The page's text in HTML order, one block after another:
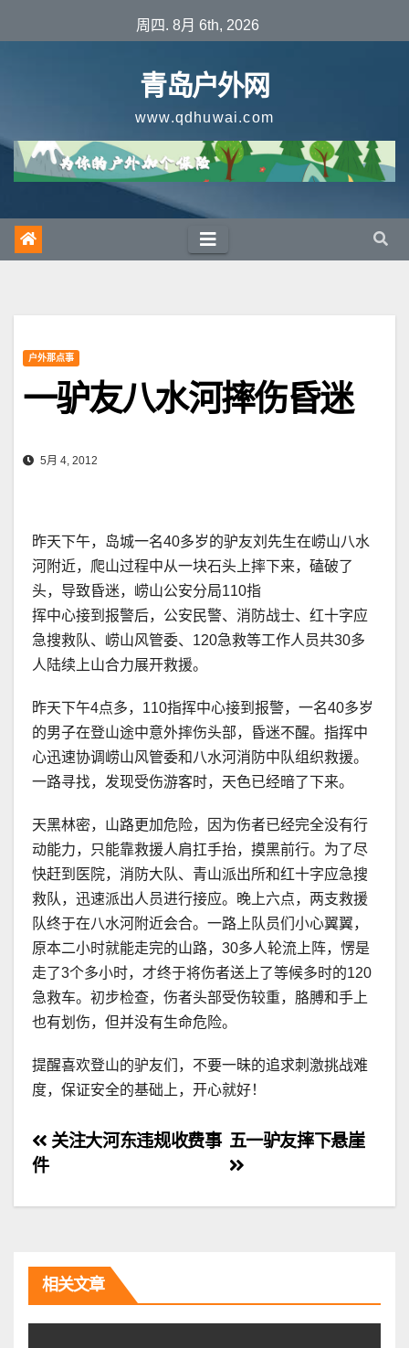
至
周四. 8月 6th, 2026
青岛户外网
www.qdhuwai.com
户外那点事
一驴友八水河摔伤昏迷
5月 4, 2012
昨天下午，岛城一名40多岁的驴友刘先生在崂山八水
河附近，爬山过程中从一块石头上摔下来，磕破了
头，导致昏迷，崂山公安分局110指
挥中心接到报警后，公安民警、消防战士、红十字应
急搜救队、崂山风管委、120急救等工作人员共30多
人陆续上山合力展开救援。
昨天下午4点多，110指挥中心接到报警，一名40多岁
的男子在登山途中意外摔伤头部，昏迷不醒。指挥中
心迅速协调崂山风管委和八水河消防中队组织救援。
一路寻找，发现受伤游客时，天色已经暗了下来。
天黑林密，山路更加危险，因为伤者已经完全没有行
动能力，只能靠救援人肩扛手抬，摸黑前行。为了尽
快赶到医院，消防大队、青山派出所和红十字应急搜
救队，迅速派出人员进行接应。晚上六点，两支救援
队终于在八水河附近会合。一路上队员们小心翼翼，
原本二小时就能走完的山路，30多人轮流上阵，愣是
走了3个多小时，才终于将伤者送上了等候多时的120
急救车。初步检查，伤者头部受伤较重，胳膊和手上
也有划伤，但并没有生命危险。
提醒喜欢登山的驴友们，不要一昧的追求刺激挑战难
度，保证安全的基础上，开心就好！
文
章
航
五一驴友摔下悬崖
关注大河东违规收费事
件
相关文章